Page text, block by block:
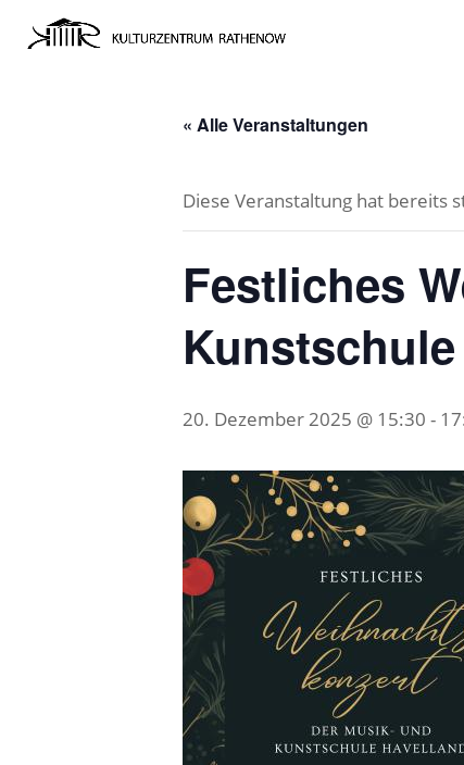
« Alle Veranstaltungen
Diese Veranstaltung hat bereits
Festliches
20. Dezember 2025 @ 15:30 -